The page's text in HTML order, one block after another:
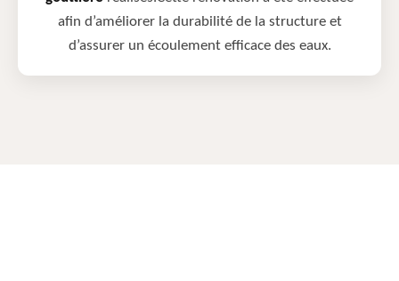
afin d’améliorer la durabilité de la structure et
d’assurer un écoulement efficace des eaux.